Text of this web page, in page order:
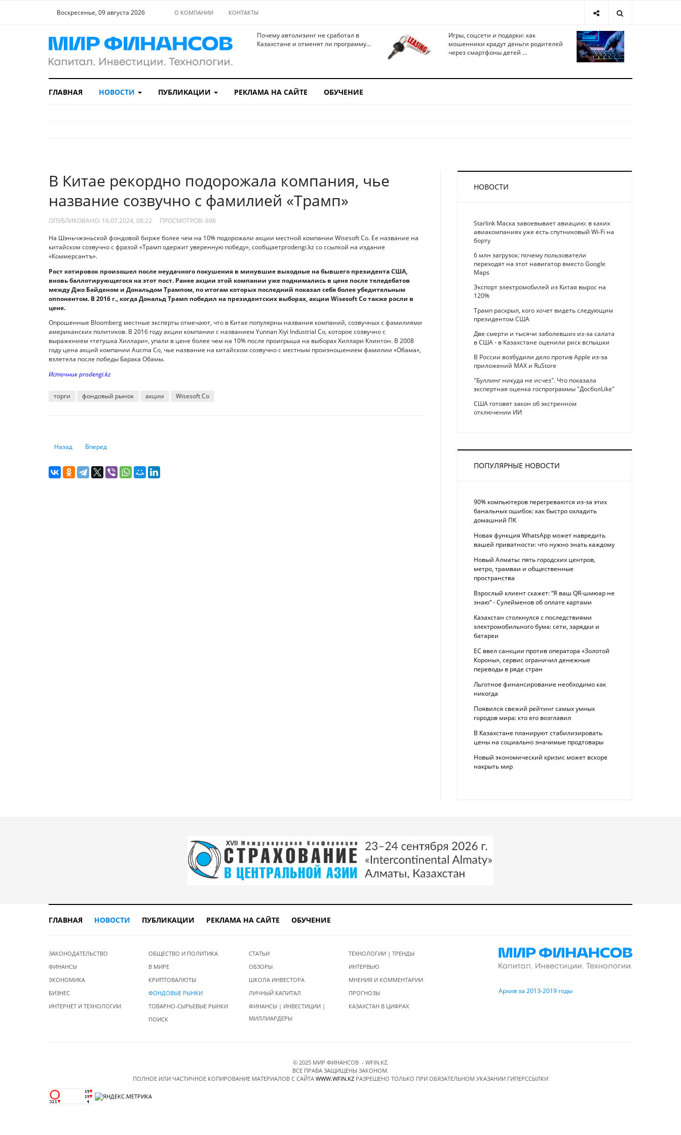
Воскресенье, 09 августа 2026 О КОМПАНИИ КОНТАКТЫ
Почему автолизинг не сработал в
Казахстане и отменят ли программу...
Игры, соцсети и подарки: как
мошенники крадут деньги родителей
через смартфоны детей ...
ГЛАВНАЯ НОВОСТИ ПУБЛИКАЦИИ РЕКЛАМА НА САЙТЕ ОБУЧЕНИЕ
В Китае рекордно подорожала компания, чье
название созвучно с фамилией «Трамп»
ОПУБЛИКОВАНО: 16.07.2024, 08:22 ПРОСМОТРОВ: 698
На Шэньчжэньской фондовой бирже более чем на 10% подорожали акции местной компании Wisesoft Co. Ее название на
китайском созвучно с фразой «Трамп одержит уверенную победу», сообщаетprodengi.kz со ссылкой на издание
«Коммерсантъ».
Рост котировок произошел после неудачного покушения в минувшие выходные на бывшего президента США,
вновь баллотирующегося на этот пост. Ранее акции этой компании уже поднимались в цене после теледебатов
между Джо Байденом и Дональдом Трампом, по итогам которых последний показал себя более убедительным
оппонентом. В 2016 г., когда Дональд Трамп победил на президентских выборах, акции Wisesoft Co также росли в
цене.
Опрошенные Bloomberg местные эксперты отмечают, что в Китае популярны названия компаний, созвучных с фамилиями
американских политиков. В 2016 году акции компании с названием Yunnan Xiyi Industrial Co, которое созвучно с
выражением «тетушка Хиллари», упали в цене более чем на 10% после проигрыша на выборах Хиллари Клинтон. В 2008
году цена акций компании Aucma Co, чье название на китайском созвучно с местным произношением фамилии «Обама»,
взлетела после победы Барака Обамы.
Источник prodengi.kz
торги фондовый рынок акции Wisesoft Co
Предыдущий: Циклические акции находятся в выгодном положении: Bank of America
Назад Следующий: Главные новости: отчет по доходам Goldman Sachs
Вперед
НОВОСТИ
Starlink Маска завоевывает авиацию: в каких
авиакомпаниях уже есть спутниковый Wi-Fi на
борту
6 млн загрузок: почему пользователи
переходят на этот навигатор вместо Google
Maps
Экспорт электромобилей из Китая вырос на
120%
Трамп раскрыл, кого хочет видеть следующим
президентом США
Две смерти и тысячи заболевших из-за салата
в США - в Казахстане оценили риск вспышки
В России возбудили дело против Apple из-за
приложений MAX и RuStore
"Буллинг никуда не исчез". Что показала
экспертная оценка госпрограммы "ДосболLike"
США готовят закон об экстренном
отключении ИИ
ПОПУЛЯРНЫЕ НОВОСТИ
90% компьютеров перегреваются из-за этих
банальных ошибок: как быстро охладить
домашний ПК
Новая функция WhatsApp может навредить
вашей приватности: что нужно знать каждому
Новый Алматы: пять городских центров,
метро, трамваи и общественные
пространства
Взрослый клиент скажет: “Я ваш QR-шмюар не
знаю“ - Сулейменов об оплате картами
Казахстан столкнулся с последствиями
электромобильного бума: сети, зарядки и
батареи
ЕС ввел санкции против оператора «Золотой
Короны», сервис ограничил денежные
переводы в ряде стран
Льготное финансирование необходимо как
никогда
Появился свежий рейтинг самых умных
городов мира: кто его возглавил
В Казахстане планируют стабилизировать
цены на социально значимые продтовары
Новый экономический кризис может вскоре
накрыть мир
ГЛАВНАЯ НОВОСТИ ПУБЛИКАЦИИ РЕКЛАМА НА САЙТЕ ОБУЧЕНИЕ
ЗАКОНОДАТЕЛЬСТВО
ФИНАНСЫ
ЭКОНОМИКА
БИЗНЕС
ИНТЕРНЕТ И ТЕХНОЛОГИИ
ОБЩЕСТВО И ПОЛИТИКА
В МИРЕ
КРИПТОВАЛЮТЫ
ФОНДОВЫЕ РЫНКИ
ТОВАРНО-СЫРЬЕВЫЕ РЫНКИ
ПОИСК
СТАТЬИ
ОБЗОРЫ
ШКОЛА ИНВЕСТОРА
ЛИЧНЫЙ КАПИТАЛ
ФИНАНСЫ | ИНВЕСТИЦИИ |
МИЛЛИАРДЕРЫ
ТЕХНОЛОГИИ | ТРЕНДЫ
ИНТЕРВЬЮ
МНЕНИЯ И КОММЕНТАРИИ
ПРОГНОЗЫ
КАЗАХСТАН В ЦИФРАХ
Архив за 2013-2019 годы
© 2025 МИР ФИНАНСОВ - WFIN.KZ.
ВСЕ ПРАВА ЗАЩИЩЕНЫ ЗАКОНОМ.
ПОЛНОЕ ИЛИ ЧАСТИЧНОЕ КОПИРОВАНИЕ МАТЕРИАЛОВ C САЙТА WWW.WFIN.KZ РАЗРЕШЕНО ТОЛЬКО ПРИ ОБЯЗАТЕЛЬНОМ УКАЗАНИИ ГИПЕРССЫЛКИ